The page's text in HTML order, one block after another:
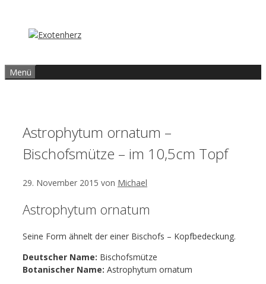
springen
Menü
Astrophytum ornatum –
Bischofsmütze – im 10,5cm Topf
29. November 2015 von Michael
Astrophytum ornatum
Seine Form ähnelt der einer Bischofs – Kopfbedeckung.
Deutscher Name: Bischofsmütze
Botanischer Name: Astrophytum ornatum